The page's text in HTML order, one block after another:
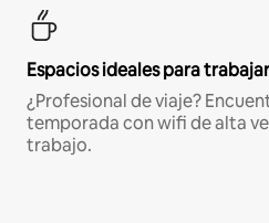
Espacios ideales para
¿Profesional de viaje?
temporada con wifi de alta
trabajo.